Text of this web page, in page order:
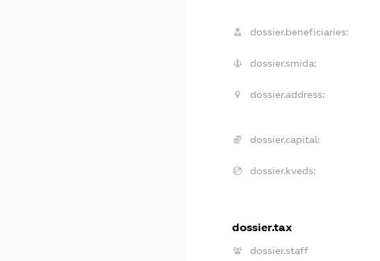
dossier.beneficiaries:
dossier.smida:
dossier.address:
dossier.capital:
dossier.kveds:
dossier.tax
dossier.staff